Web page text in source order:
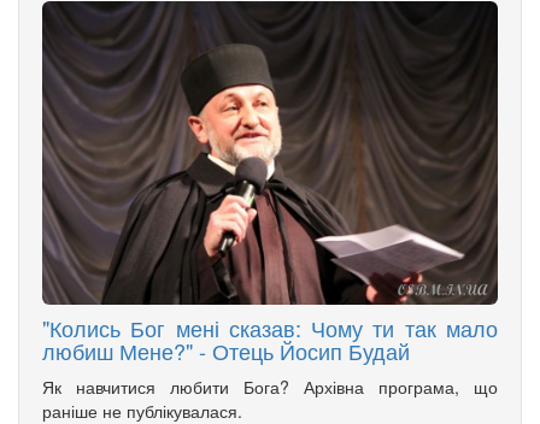
"Колись Бог мені сказав: Чому ти так мало
любиш Мене?" - Отець Йосип Будай
Як навчитися любити Бога? Архівна програма, що
раніше не публікувалася.